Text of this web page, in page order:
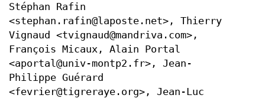
Stéphan Rafin
<stephan.rafin@laposte.net>, Thierry
Vignaud <tvignaud@mandriva.com>,
François Micaux, Alain Portal
<aportal@univ-montp2.fr>, Jean-
Philippe Guérard
<fevrier@tigreraye.org>, Jean-Luc